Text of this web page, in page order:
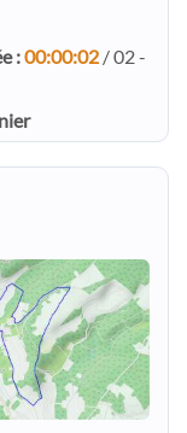
:00:00:02 / 02 -